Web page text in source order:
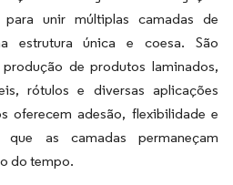
para unir múltiplas camadas de
estrutura única e coesa. São
de produtos laminados,
rótulos e diversas aplicações
oferecem adesão, flexibilidade e
que as camadas permaneçam
do tempo.